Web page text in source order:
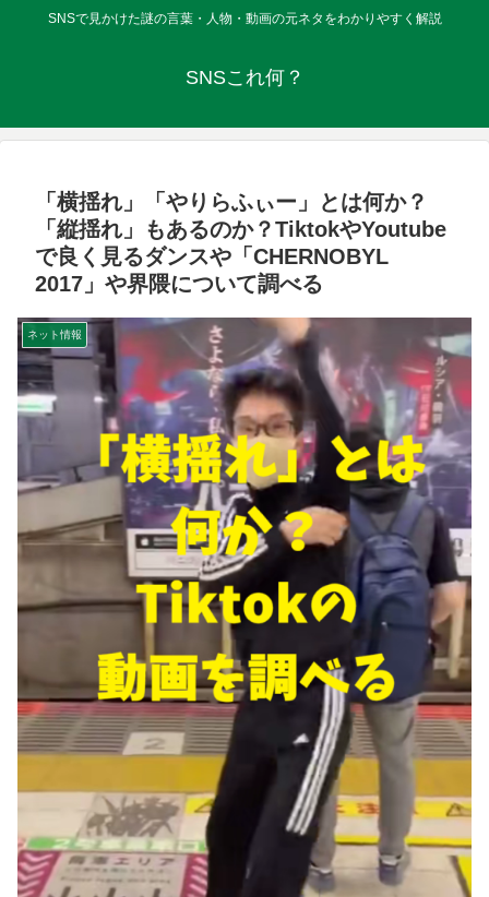
SNSで見かけた謎の言葉・人物・動画の元ネタをわかりやすく解説
SNSこれ何？
「横揺れ」「やりらふぃー」とは何か？
「縦揺れ」もあるのか？TiktokやYoutube
で良く見るダンスや「CHERNOBYL
2017」や界隈について調べる
ネット情報